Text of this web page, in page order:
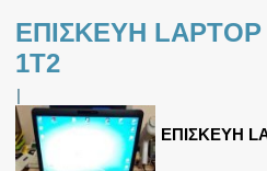
ΕΠΙΣΚΕΥΗ LAPTOP
1T2
|
ΕΠΙΣΚΕΥΗ